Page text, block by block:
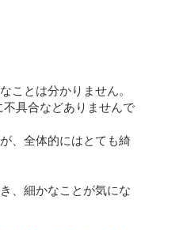
ことは分かりません。
具合などありませんで
、全体的にはとても綺
、細かなことが気にな